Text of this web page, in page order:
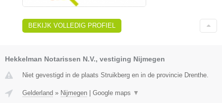
BEKIJK VOLLEDIG PROFIEL
Hekkelman Notarissen N.V., vestiging Nijmegen
Niet gevestigd in de plaats Struikberg en in de provincie Drenthe.
Gelderland » Nijmegen Google maps ▼